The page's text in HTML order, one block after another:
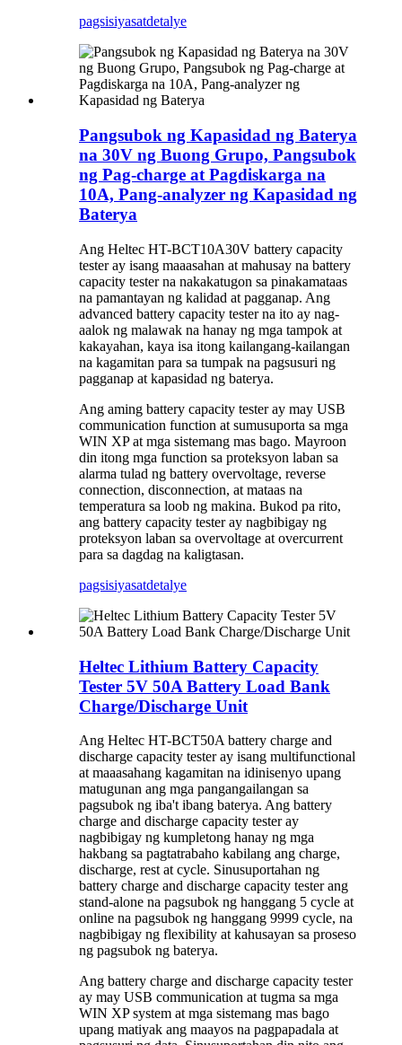
pagsisiyasatdetalye
Pangsubok ng Kapasidad ng Baterya
na 30V ng Buong Grupo, Pangsubok
ng Pag-charge at Pagdiskarga na
10A, Pang-analyzer ng Kapasidad ng
Baterya
Ang Heltec HT-BCT10A30V battery capacity
tester ay isang maaasahan at mahusay na battery
capacity tester na nakakatugon sa pinakamataas
na pamantayan ng kalidad at pagganap. Ang
advanced battery capacity tester na ito ay nag-
aalok ng malawak na hanay ng mga tampok at
kakayahan, kaya isa itong kailangang-kailangan
na kagamitan para sa tumpak na pagsusuri ng
pagganap at kapasidad ng baterya.
Ang aming battery capacity tester ay may USB
communication function at sumusuporta sa mga
WIN XP at mga sistemang mas bago. Mayroon
din itong mga function sa proteksyon laban sa
alarma tulad ng battery overvoltage, reverse
connection, disconnection, at mataas na
temperatura sa loob ng makina. Bukod pa rito,
ang battery capacity tester ay nagbibigay ng
proteksyon laban sa overvoltage at overcurrent
para sa dagdag na kaligtasan.
pagsisiyasatdetalye
Heltec Lithium Battery Capacity
Tester 5V 50A Battery Load Bank
Charge/Discharge Unit
Ang Heltec HT-BCT50A battery charge and
discharge capacity tester ay isang multifunctional
at maaasahang kagamitan na idinisenyo upang
matugunan ang mga pangangailangan sa
pagsubok ng iba't ibang baterya. Ang battery
charge and discharge capacity tester ay
nagbibigay ng kumpletong hanay ng mga
hakbang sa pagtatrabaho kabilang ang charge,
discharge, rest at cycle. Sinusuportahan ng
battery charge and discharge capacity tester ang
stand-alone na pagsubok ng hanggang 5 cycle at
online na pagsubok ng hanggang 9999 cycle, na
nagbibigay ng flexibility at kahusayan sa proseso
ng pagsubok ng baterya.
Ang battery charge and discharge capacity tester
ay may USB communication at tugma sa mga
WIN XP system at mga sistemang mas bago
upang matiyak ang maayos na pagpapadala at